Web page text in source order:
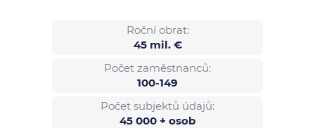
Roční obrat:
45 mil. €
Počet zaměstnanců:
100-149
Počet subjektů údajů:
45 000 + osob